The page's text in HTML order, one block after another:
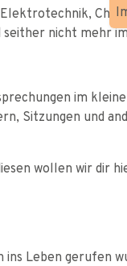
nicht mehr
im
Sitzungen und
wollen wir dir
Leben gerufen